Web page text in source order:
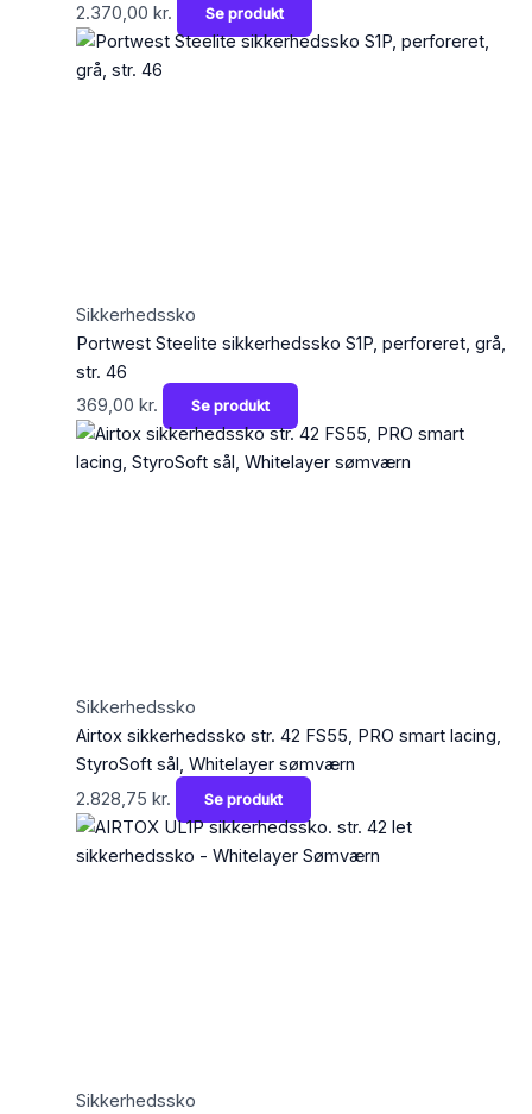
2.370,00 kr. Se produkt
Sikkerhedssko
Portwest Steelite sikkerhedssko S1P, perforeret, grå,
str. 46
369,00 kr. Se produkt
Sikkerhedssko
Airtox sikkerhedssko str. 42 FS55, PRO smart lacing,
StyroSoft sål, Whitelayer sømværn
2.828,75 kr. Se produkt
Sikkerhedssko